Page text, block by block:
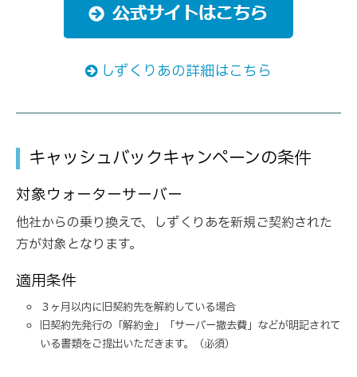
しずくりあの詳細はこちら
キャッシュバックキャンペーンの条件
対象ウォーターサーバー
他社からの乗り換えで、しずくりあを新規ご契約された
方が対象となります。
適用条件
３ヶ月以内に旧契約先を解約している場合
旧契約先発行の「解約金」「サーバー撤去費」などが明記されて
いる書類をご提出いただきます。（必須）